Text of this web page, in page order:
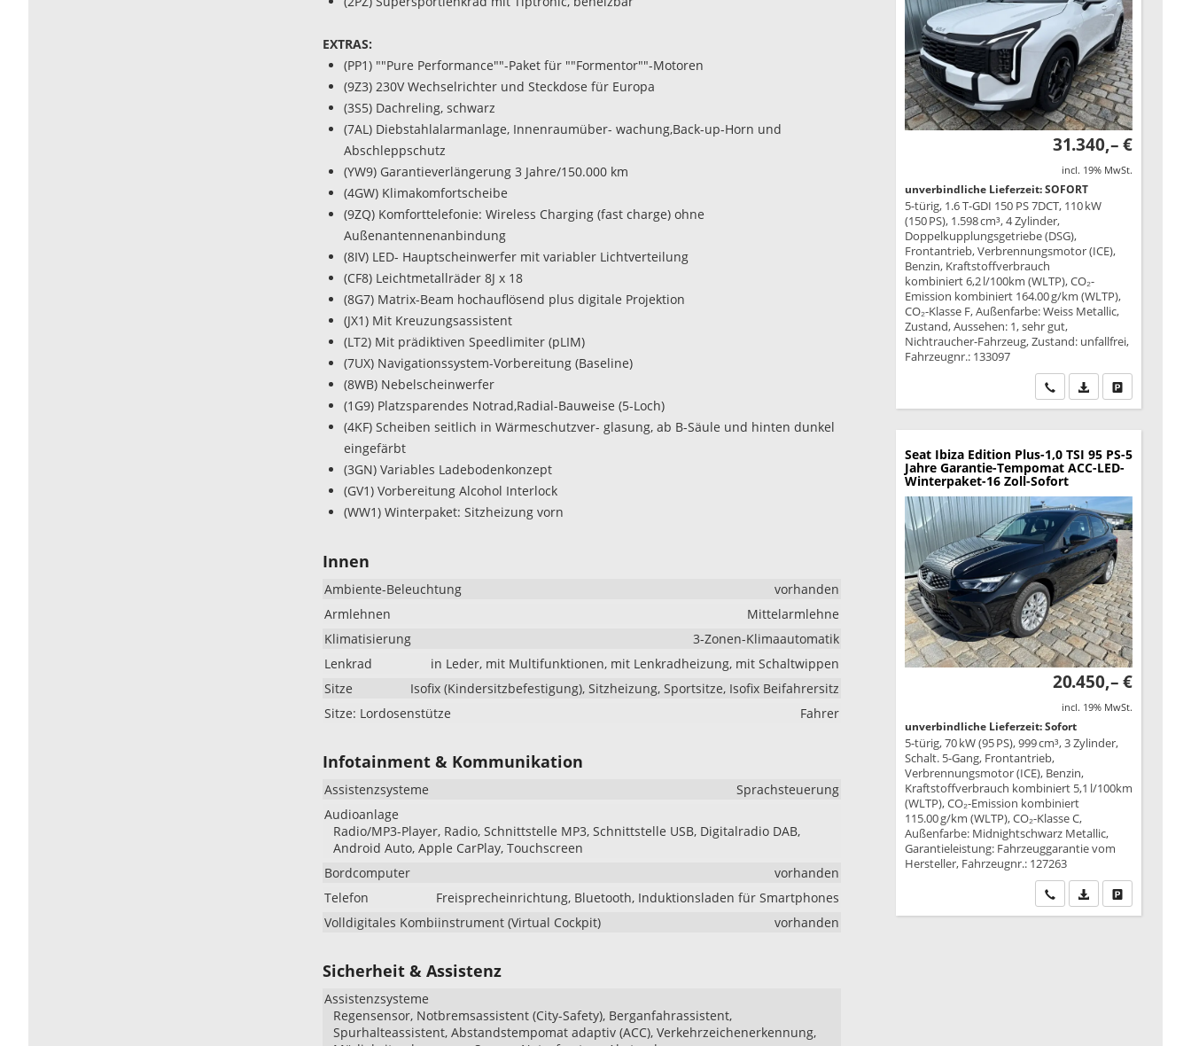
EXTRAS:
(PP1) ""Pure Performance""-Paket für ""Formentor""-Motoren
(9Z3) 230V Wechselrichter und Steckdose für Europa
(3S5) Dachreling, schwarz
(7AL) Diebstahlalarmanlage, Innenraumüber- wachung,Back-up-Horn und
Abschleppschutz
(YW9) Garantieverlängerung 3 Jahre/150.000 km
(4GW) Klimakomfortscheibe
(9ZQ) Komforttelefonie: Wireless Charging (fast charge) ohne
Außenantennenanbindung
(8IV) LED- Hauptscheinwerfer mit variabler Lichtverteilung
(CF8) Leichtmetallräder 8J x 18
(8G7) Matrix-Beam hochauflösend plus digitale Projektion
(JX1) Mit Kreuzungsassistent
(LT2) Mit prädiktiven Speedlimiter (pLIM)
(7UX) Navigationssystem-Vorbereitung (Baseline)
(8WB) Nebelscheinwerfer
(1G9) Platzsparendes Notrad,Radial-Bauweise (5-Loch)
(4KF) Scheiben seitlich in Wärmeschutzver- glasung, ab B-Säule und hinten dunkel
eingefärbt
(3GN) Variables Ladebodenkonzept
(GV1) Vorbereitung Alcohol Interlock
(WW1) Winterpaket: Sitzheizung vorn
Innen
Ambiente-Beleuchtung
vorhanden
Armlehnen
Mittelarmlehne
Klimatisierung
3-Zonen-Klimaautomatik
Lenkrad
in Leder, mit Multifunktionen, mit Lenkradheizung, mit Schaltwippen
Sitze
Isofix (Kindersitzbefestigung), Sitzheizung, Sportsitze, Isofix Beifahrersitz
Sitze: Lordosenstütze
Fahrer
Infotainment & Kommunikation
Assistenzsysteme
Sprachsteuerung
Audioanlage
Radio/MP3-Player, Radio, Schnittstelle MP3, Schnittstelle USB, Digitalradio DAB,
Android Auto, Apple CarPlay, Touchscreen
Bordcomputer
vorhanden
Telefon
Freisprecheinrichtung, Bluetooth, Induktionsladen für Smartphones
Volldigitales Kombiinstrument (Virtual Cockpit)
vorhanden
Sicherheit & Assistenz
Assistenzsysteme
Regensensor, Notbremsassistent (City-Safety), Berganfahrassistent,
Spurhalteassistent, Abstandstempomat adaptiv (ACC), Verkehrzeichenerkennung,
31.340,– €
incl. 19% MwSt.
unverbindliche Lieferzeit: SOFORT
5-türig, 1.6 T-GDI 150 PS 7DCT, 110 kW
(150 PS), 1.598 cm³, 4 Zylinder,
Doppelkupplungsgetriebe (DSG),
Frontantrieb, Verbrennungsmotor (ICE),
Benzin, Kraftstoffverbrauch
kombiniert 6,2 l/100km (WLTP), CO₂-
Emission kombiniert 164.00 g/km (WLTP),
CO₂-Klasse F, Außenfarbe: Weiss Metallic,
Zustand, Aussehen: 1, sehr gut,
Nichtraucher-Fahrzeug, Zustand: unfallfrei,
Fahrzeugnr.: 133097
Wir rufen Sie an
PDF-Datei,Drucken,
Seat Ibiza Edition Plus-1,0 TSI 95 PS-5
Jahre Garantie-Tempomat ACC-LED-
Winterpaket-16 Zoll-Sofort
20.450,– €
incl. 19% MwSt.
unverbindliche Lieferzeit: Sofort
5-türig, 70 kW (95 PS), 999 cm³, 3 Zylinder,
Schalt. 5-Gang, Frontantrieb,
Verbrennungsmotor (ICE), Benzin,
Kraftstoffverbrauch kombiniert 5,1 l/100km
(WLTP), CO₂-Emission kombiniert
115.00 g/km (WLTP), CO₂-Klasse C,
Außenfarbe: Midnightschwarz Metallic,
Garantieleistung: Fahrzeuggarantie vom
Hersteller, Fahrzeugnr.: 127263
Wir rufen Sie an
PDF-Datei,Drucken,